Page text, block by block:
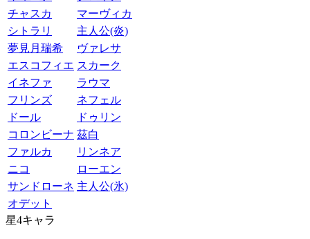
チャスカ
マーヴィカ
シトラリ
主人公(炎)
夢見月瑞希
ヴァレサ
エスコフィエ スカーク
イネファ
ラウマ
フリンズ
ネフェル
ドール
ドゥリン
コロンビーナ 茲白
ファルカ
リンネア
ニコ
ローエン
サンドローネ 主人公(氷)
オデット
星4キャラ